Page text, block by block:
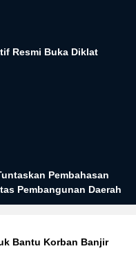
Resmi Buka Diklat
Pembahasan
Pembangunan Daerah
Bantu Korban Banjir